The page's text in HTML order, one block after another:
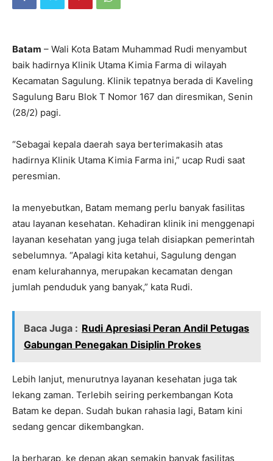
Batam – Wali Kota Batam Muhammad Rudi menyambut
baik hadirnya Klinik Utama Kimia Farma di wilayah
Kecamatan Sagulung. Klinik tepatnya berada di Kaveling
Sagulung Baru Blok T Nomor 167 dan diresmikan, Senin
(28/2) pagi.
“Sebagai kepala daerah saya berterimakasih atas
hadirnya Klinik Utama Kimia Farma ini,” ucap Rudi saat
peresmian.
Ia menyebutkan, Batam memang perlu banyak fasilitas
atau layanan kesehatan. Kehadiran klinik ini menggenapi
layanan kesehatan yang juga telah disiapkan pemerintah
sebelumnya. “Apalagi kita ketahui, Sagulung dengan
enam kelurahannya, merupakan kecamatan dengan
jumlah penduduk yang banyak,” kata Rudi.
Baca Juga : Rudi Apresiasi Peran Andil Petugas
Gabungan Penegakan Disiplin Prokes
Lebih lanjut, menurutnya layanan kesehatan juga tak
lekang zaman. Terlebih seiring perkembangan Kota
Batam ke depan. Sudah bukan rahasia lagi, Batam kini
sedang gencar dikembangkan.
Ia berharap, ke depan akan semakin banyak fasilitas